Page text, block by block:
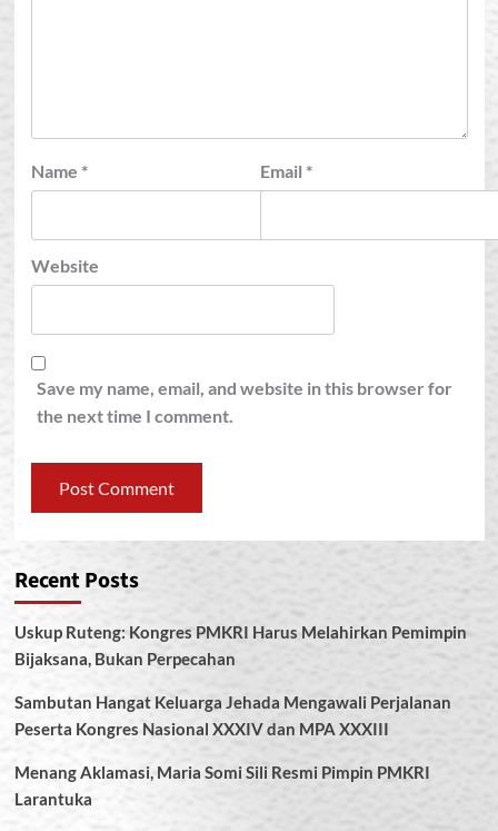
Name * Email *
Website
Save my name, email, and website in this browser for
the next time I comment.
Recent Posts
Uskup Ruteng: Kongres PMKRI Harus Melahirkan Pemimpin
Bijaksana, Bukan Perpecahan
Sambutan Hangat Keluarga Jehada Mengawali Perjalanan
Peserta Kongres Nasional XXXIV dan MPA XXXIII
Menang Aklamasi, Maria Somi Sili Resmi Pimpin PMKRI
Larantuka